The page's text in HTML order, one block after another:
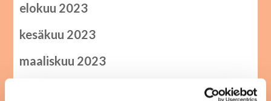
elokuu 2023
kesäkuu 2023
maaliskuu 2023